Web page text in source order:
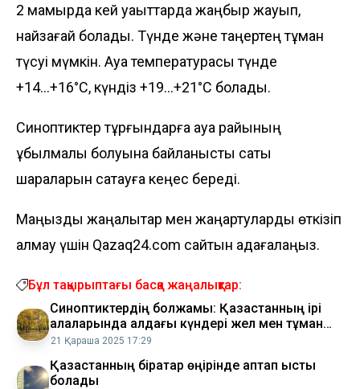
2 мамырда кей уақыттарда жаңбыр жауып,
найзағай болады. Түнде және таңертең тұман
түсуі мүмкін. Ауа температурасы түнде
+14...+16°C, күндіз +19...+21°C болады.
Синоптиктер тұрғындарға ауа райының
құбылмалы болуына байланысты сақтық
шараларын сақтауға кеңес береді.
Маңызды жаңалықтар мен жаңартуларды өткізіп
алмау үшін Qazaq24.com сайтын қадағалаңыз.
Бұл тақырыптағы басқа жаңалықтар:
Синоптиктердің болжамы: Қазақстанның ірі
қалаларында алдағы күндері жел мен тұман
болады
21 Қараша 2025 17:29
Қазақстанның бірқатар өңірінде аптап ыстық
болады